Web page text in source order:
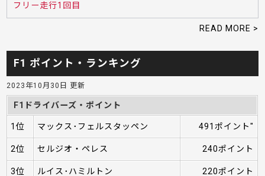
フリー走行1回目
READ MORE >
F1 ポイント・ランキング
2023年10月30日 更新
F1ドライバーズ・ポイント
1位 マックス･フェルスタッペン 491ポイント"
2位 セルジオ・ペレス 240ポイント
3位 ルイス･ハミルトン 220ポイント